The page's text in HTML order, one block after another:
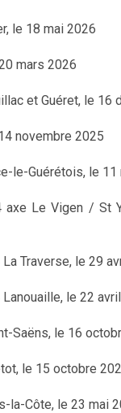
le 18 mai 2026
mars 2026
et Guéret, le 16
novembre 2025
le-Guérétois, le
axe Le Vigen / St
La Traverse, le 29
Lanouaille, le 22
Saëns, le 16
le 15 octobre
la-Côte, le 23 mai